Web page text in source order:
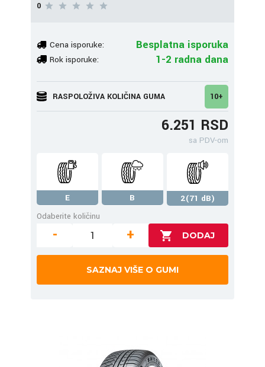
0
Cena isporuke: Besplatna isporuka
Rok isporuke: 1-2 radna dana
RASPOLOŽIVA KOLIČINA GUMA 10+
6.251 RSD
sa PDV-om
E B
2(71 dB)
Odaberite količinu
- +
SAZNAJ VIŠE O GUMI